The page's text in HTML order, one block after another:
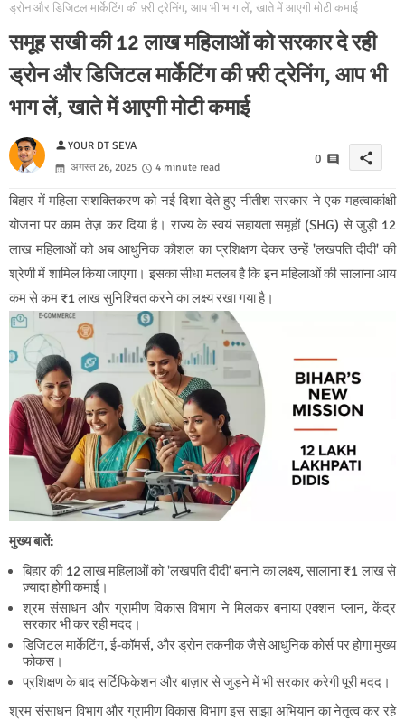
ड्रोन और डिजिटल मार्केटिंग की फ़्री ट्रेनिंग, आप भी भाग लें, खाते में आएगी मोटी कमाई
समूह सखी की 12 लाख महिलाओं को सरकार दे रही
ड्रोन और डिजिटल मार्केटिंग की फ़्री ट्रेनिंग, आप भी
भाग लें, खाते में आएगी मोटी कमाई
personYOUR DT SEVA
अगस्त 26, 2025
4 minute read
0 share
बिहार में महिला सशक्तिकरण को नई दिशा देते हुए नीतीश सरकार ने एक महत्वाकांक्षी
योजना पर काम तेज़ कर दिया है। राज्य के स्वयं सहायता समूहों (SHG) से जुड़ी 12
लाख महिलाओं को अब आधुनिक कौशल का प्रशिक्षण देकर उन्हें 'लखपति दीदी' की
श्रेणी में शामिल किया जाएगा। इसका सीधा मतलब है कि इन महिलाओं की सालाना आय
कम से कम ₹1 लाख सुनिश्चित करने का लक्ष्य रखा गया है।
मुख्य बातें:
बिहार की 12 लाख महिलाओं को 'लखपति दीदी' बनाने का लक्ष्य, सालाना ₹1 लाख से
ज़्यादा होगी कमाई।
श्रम संसाधन और ग्रामीण विकास विभाग ने मिलकर बनाया एक्शन प्लान, केंद्र
सरकार भी कर रही मदद।
डिजिटल मार्केटिंग, ई-कॉमर्स, और ड्रोन तकनीक जैसे आधुनिक कोर्स पर होगा मुख्य
फोकस।
प्रशिक्षण के बाद सर्टिफिकेशन और बाज़ार से जुड़ने में भी सरकार करेगी पूरी मदद।
श्रम संसाधन विभाग और ग्रामीण विकास विभाग इस साझा अभियान का नेतृत्व कर रहे